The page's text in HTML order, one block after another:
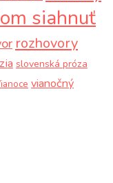
siahnuť
rozhovory
slovenská próza
vianočný